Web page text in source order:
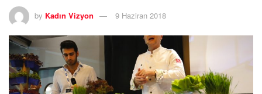
by Kadın Vizyon 9 Haziran 2018